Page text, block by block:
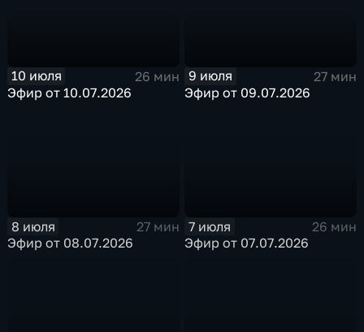
10 июля
26 мин
Эфир от 10.07.2026
9 июля
27 мин
Эфир от 09.07.2026
8 июля
27 мин
Эфир от 08.07.2026
7 июля
26 мин
Эфир от 07.07.2026